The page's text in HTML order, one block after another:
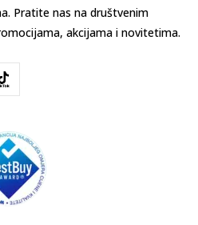
Pratite nas na društvenim
akcijama i novitetima.